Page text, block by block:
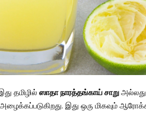
தமிழில்ஸாதா நாரத்தங்காய் சாறு
இது ஒரு மிகவும்